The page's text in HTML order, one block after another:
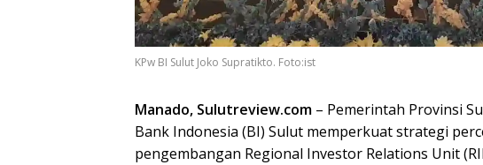
KPw BI Sulut Joko Supratikto. Foto:ist
Manado, Sulutreview.com – Pemerintah Provinsi
Bank Indonesia (BI) Sulut memperkuat strategi
pengembangan Regional Investor Relations Unit